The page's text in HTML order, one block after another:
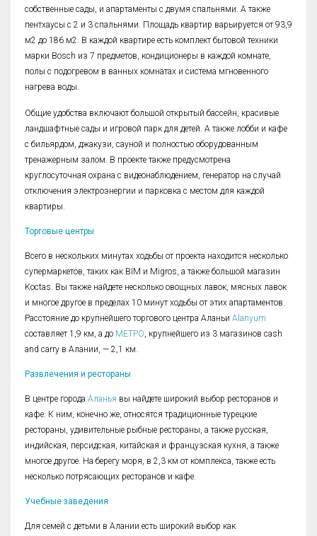
собственные сады, и апартаменты с двумя спальнями. А также
пентхаусы с 2 и 3 спальнями. Площадь квартир варьируется от 93,9
м2 до 186 м2. В каждой квартире есть комплект бытовой техники
марки Bosch из 7 предметов, кондиционеры в каждой комнате,
полы с подогревом в ванных комнатах и система мгновенного
нагрева воды.
Общие удобства включают большой открытый бассейн, красивые
ландшафтные сады и игровой парк для детей. А также лобби и кафе
с бильярдом, джакузи, сауной и полностью оборудованным
тренажерным залом. В проекте также предусмотрена
круглосуточная охрана с видеонаблюдением, генератор на случай
отключения электроэнергии и парковка с местом для каждой
квартиры.
Торговые центры
Всего в нескольких минутах ходьбы от проекта находится несколько
супермаркетов, таких как BIM и Migros, а также большой магазин
Koctas. Вы также найдете несколько овощных лавок, мясных лавок
и многое другое в пределах 10 минут ходьбы от этих апартаментов.
Расстояние до крупнейшего торгового центра Аланьи Alanyum
составляет 1,9 км, а до МЕТРО, крупнейшего из 3 магазинов cash
and carry в Алании, — 2,1 км.
Развлечения и рестораны
В центре города Aланья вы найдете широкий выбор ресторанов и
кафе. К ним, конечно же, относятся традиционные турецкие
рестораны, удивительные рыбные рестораны, а также русская,
индийская, персидская, китайская и французская кухня, а также
многое другое. На берегу моря, в 2,3 км от комплекса, также есть
несколько потрясающих ресторанов и кафе.
Учебные заведения
Для семей с детьми в Алании есть широкий выбор как